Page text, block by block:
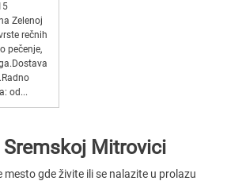
Zelenoj
rečnih
pečenje,
od...
Sremskoj Mitrovici
mesto gde živite ili se nalazite u prolazu